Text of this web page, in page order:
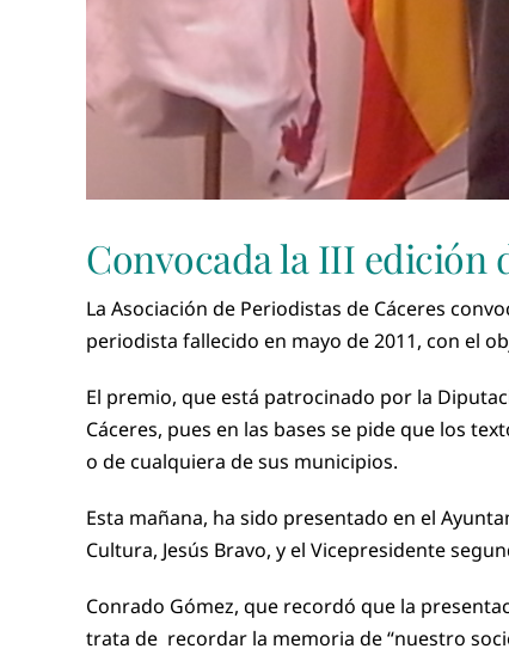
Convocada la III edición
La Asociación de Periodistas de Cáceres
periodista fallecido en mayo de 2011, con el
El premio, que está patrocinado por la
Cáceres, pues en las bases se pide que los
o de cualquiera de sus municipios.
Esta mañana, ha sido presentado en el
Cultura, Jesús Bravo, y el Vicepresidente
Conrado Gómez, que recordó que la
trata de recordar la memoria de “nuestro